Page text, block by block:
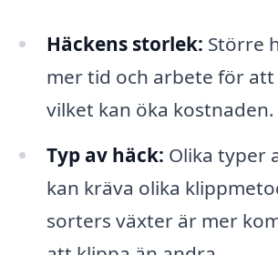
Häckens storlek: Större
mer tid och arbete för att
vilket kan öka kostnaden.
Typ av häck: Olika typer
kan kräva olika
sorters växter är mer